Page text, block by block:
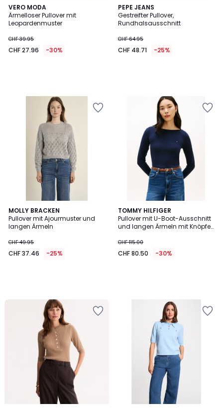
VERO MODA
Ärmelloser Pullover mit
Leopardenmuster
CHF 39.95
CHF 27.96 -30%
PEPE JEANS
Gestreifter Pullover,
Rundhalsausschnitt
CHF 64.95
CHF 48.71 -25%
MOLLY BRACKEN
Pullover mit Ajourmuster und
langen Ärmeln
CHF 49.95
CHF 37.46 -25%
TOMMY HILFIGER
Pullover mit U-Boot-Ausschnitt
und langen Ärmeln mit Knöpfen
CHF 115.00
CHF 80.50 -30%